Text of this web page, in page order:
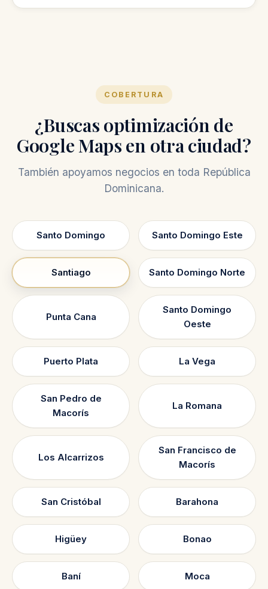
COBERTURA
¿Buscas optimización de
Google Maps en otra ciudad?
También apoyamos negocios en toda República
Dominicana.
Santo Domingo Santo Domingo Este
Santiago Santo Domingo Norte
Punta Cana
Santo Domingo
Oeste
Puerto Plata La Vega
San Pedro de
Macorís
La Romana
Los Alcarrizos
San Francisco de
Macorís
San Cristóbal Barahona
Higüey Bonao
Baní Moca